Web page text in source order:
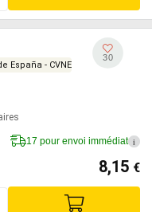
España - CVNE
30
17 pour envoi immédiat i
8,15 €